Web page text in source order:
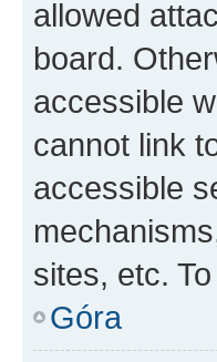
allowed
board.
accessible
cannot link
accessible
sites, etc.
Góra